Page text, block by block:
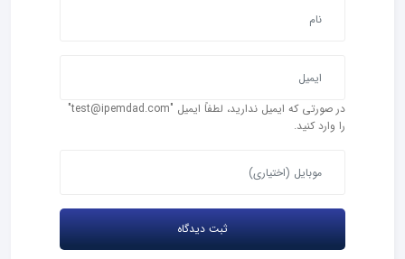
در صورتی که ایمیل ندارید، لطفاً ایمیل "test@ipemdad.com"
را وارد کنید.